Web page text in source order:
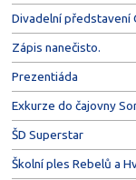
Divadelní představení
Zápis nanečisto.
Prezentiáda
Exkurze do čajovny
ŠD Superstar
Školní ples Rebelů a